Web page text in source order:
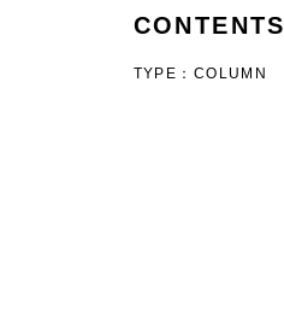
CONTENTS
TYPE：COLUMN